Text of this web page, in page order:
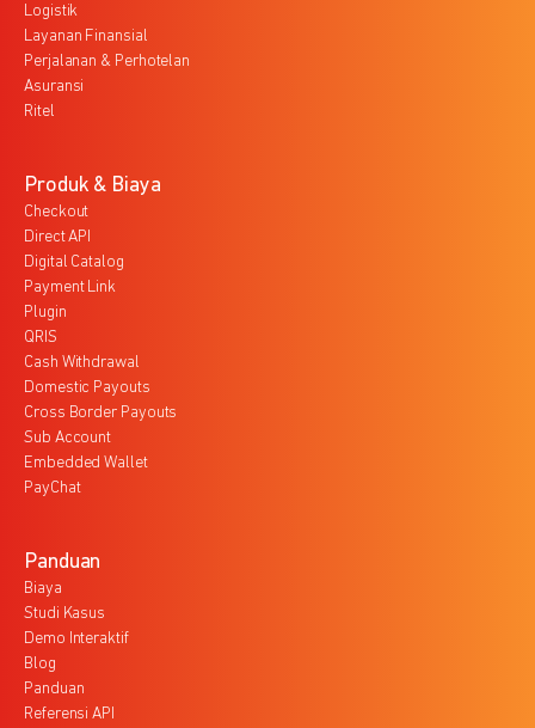
Logistik
Layanan Finansial
Perjalanan & Perhotelan
Asuransi
Ritel
Produk & Biaya
Checkout
Direct API
Digital Catalog
Payment Link
Plugin
QRIS
Cash Withdrawal
Domestic Payouts
Cross Border Payouts
Sub Account
Embedded Wallet
PayChat
Panduan
Biaya
Studi Kasus
Demo Interaktif
Blog
Panduan
Referensi API